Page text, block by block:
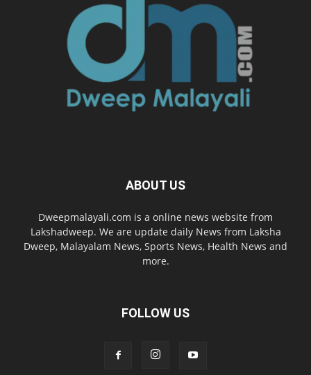
ABOUT US
Dweepmalayali.com is a online news website from
Lakshadweep. We are update daily News from Laksha
Dweep, Malayalam News, Sports News, Health News and
more.
FOLLOW US